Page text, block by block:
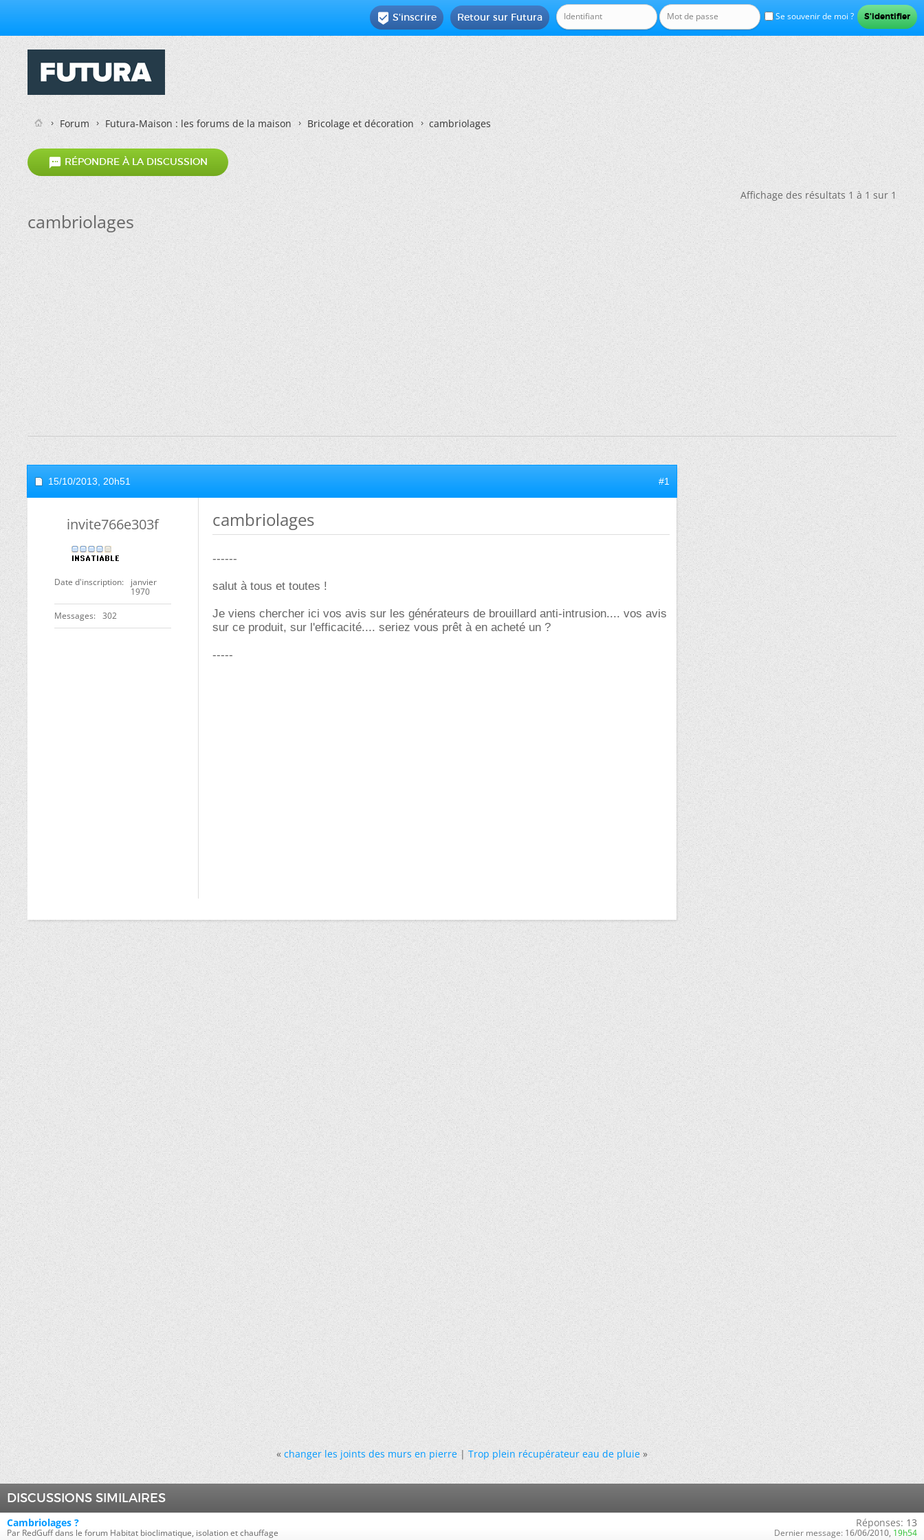
Se souvenir de moi ?
Retour sur Futura
 S'inscrire
Forum Futura-Maison : les forums de la maison Bricolage et décoration cambriolages
 RÉPONDRE À LA DISCUSSION
Affichage des résultats 1 à 1 sur 1
cambriolages
15/10/2013, 20h51 #1
invite766e303f
Date d'inscription
janvier
1970
Messages 302
cambriolages
------
salut à tous et toutes !
Je viens chercher ici vos avis sur les générateurs de brouillard anti-intrusion.... vos avis
sur ce produit, sur l'efficacité.... seriez vous prêt à en acheté un ?
-----
« changer les joints des murs en pierre|Trop plein récupérateur eau de pluie »
DISCUSSIONS SIMILAIRES
Cambriolages ?
Par RedGuff dans le forum Habitat bioclimatique, isolation et chauffage
Réponses: 13
Dernier message: 16/06/2010, 19h54